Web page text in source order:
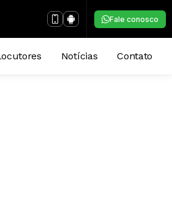
Fale conosco
Notícias Contato